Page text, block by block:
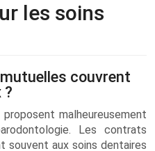
les soins
couvrent
?
malheureusement
Les contrats
souvent aux soins dentaires